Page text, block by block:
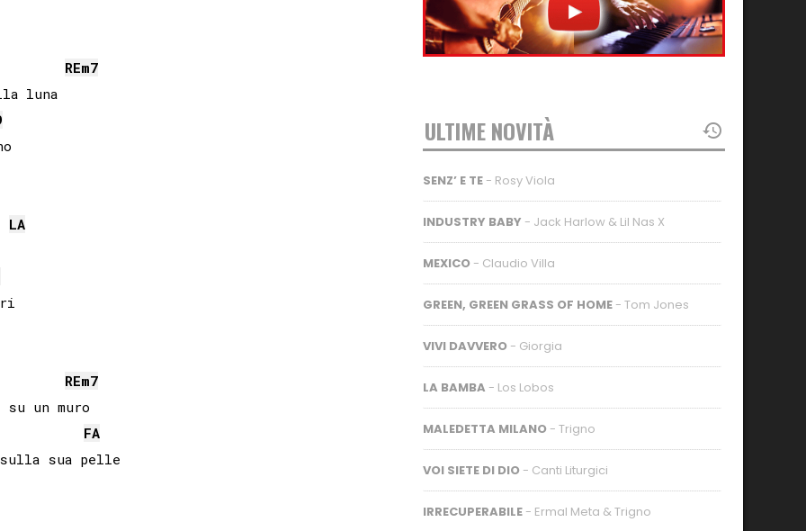
REm7
luna
LA
REm7
un muro
FA
ULTIME NOVITÀ
SENZ’ E TE - Rosy Viola
INDUSTRY BABY - Jack Harlow & Lil Nas X
MEXICO - Claudio Villa
GREEN, GREEN GRASS OF HOME - Tom Jones
VIVI DAVVERO - Giorgia
LA BAMBA - Los Lobos
MALEDETTA MILANO - Trigno
VOI SIETE DI DIO - Canti Liturgici
IRRECUPERABILE - Ermal Meta & Trigno